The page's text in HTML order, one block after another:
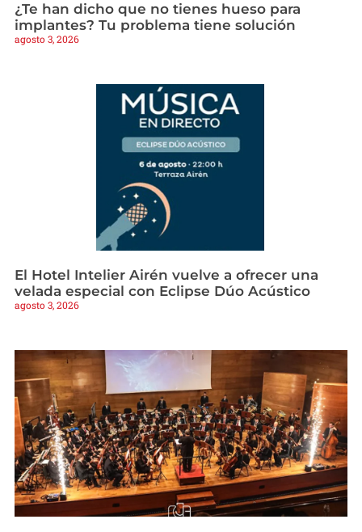
¿Te han dicho que no tienes hueso para
implantes? Tu problema tiene solución
agosto 3, 2026
El Hotel Intelier Airén vuelve a ofrecer una
velada especial con Eclipse Dúo Acústico
agosto 3, 2026